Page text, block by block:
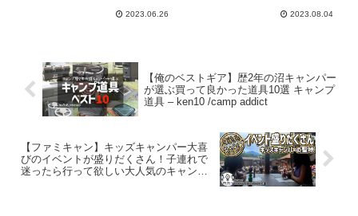
2023.06.26 2023.08.04
【俺のベストギア】歴2年の沼キャンパー
が選ぶ買って良かった道具10選 キャンプ
道具 – ken10 /camp addict
【ファミキャン】キッズキャンパー大喜
びのイベントが盛りだくさん！子連れで
迷ったら行って欲しい大人気のキャンプ